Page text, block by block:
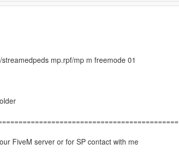
mp.rpf/mp m freemode 01
FiveM server or for SP contact with me